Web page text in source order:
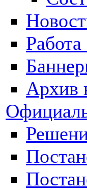
Архив